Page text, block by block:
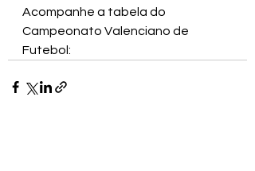
Acompanhe a tabela do
Campeonato Valenciano de
Futebol: